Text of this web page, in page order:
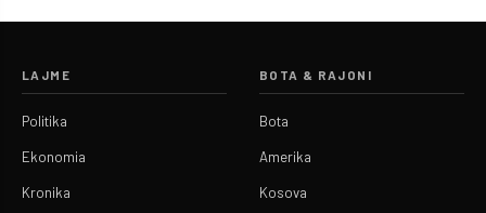
LAJME
Politika
Ekonomia
Kronika
BOTA & RAJONI
Bota
Amerika
Kosova